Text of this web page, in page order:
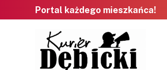
Portal każdego mieszkańca!